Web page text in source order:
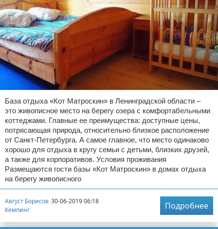
База отдыха «Кот Матроскин» в Ленинградской области –
это живописное место на берегу озера с комфортабельными
коттеджами. Главные ее преимущества: доступные цены,
потрясающая природа, относительно близкое расположение
от Санкт-Петербурга. А самое главное, что место одинаково
хорошо для отдыха в кругу семьи с детьми, близких друзей,
а также для корпоративов. Условия проживания
Размещаются гости базы «Кот Матроскин» в домах отдыха
на берегу живописного
Август Борисов 30-06-2019 06:18
Кемпинг
Подробнее